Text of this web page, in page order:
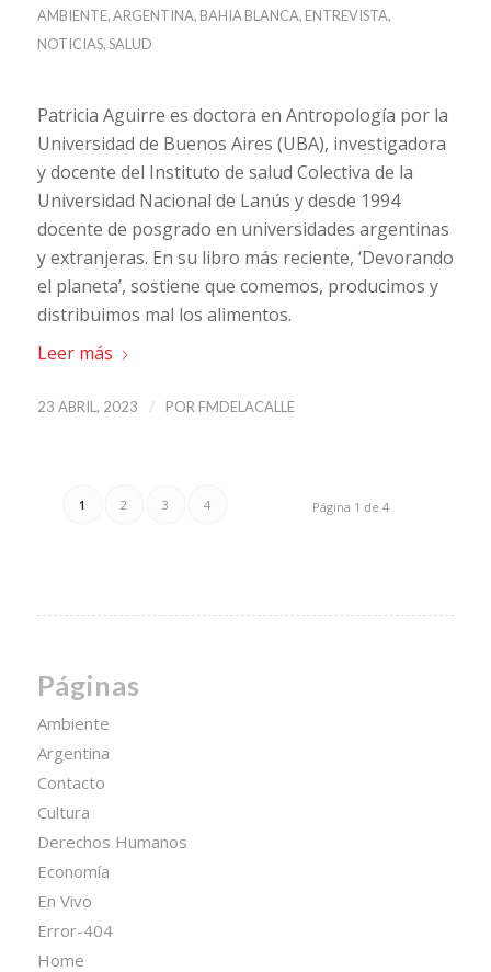
AMBIENTE,ARGENTINA, BAHIA BLANCA, ENTREVISTA,
NOTICIAS,SALUD
Patricia Aguirre es doctora en Antropología por la
Universidad de Buenos Aires (UBA), investigadora
y docente del Instituto de salud Colectiva de la
Universidad Nacional de Lanús y desde 1994
docente de posgrado en universidades argentinas
y extranjeras. En su libro más reciente, ‘Devorando
el planeta’, sostiene que comemos, producimos y
distribuimos mal los alimentos.
Leer más
23 ABRIL, 2023 / POR FMDELACALLE
Página 1 de 4
1 2 3 4
Páginas
Ambiente
Argentina
Contacto
Cultura
Derechos Humanos
Economía
En Vivo
Error-404
Home